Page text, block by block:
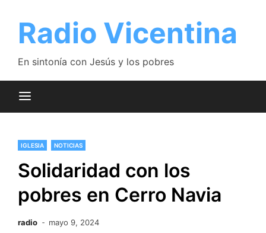
contenido
Radio Vicentina
En sintonía con Jesús y los pobres
IGLESIA NOTICIAS
Solidaridad con los
pobres en Cerro Navia
radio mayo 9, 2024